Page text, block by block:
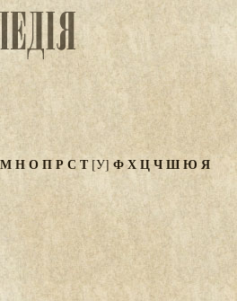
МНОПРС Т [У] ФХЦЧШЮЯ